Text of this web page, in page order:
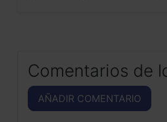
Comentarios de
AÑADIR COMENTARIO